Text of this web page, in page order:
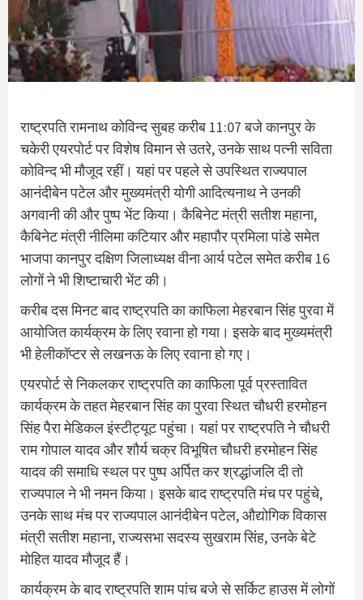
राष्ट्रपति रामनाथ कोविन्द सुबह करीब 11:07 बजे कानपुर के
चकेरी एयरपोर्ट पर विशेष विमान से उतरे, उनके साथ पत्नी सविता
कोविन्द भी मौजूद रहीं। यहां पर पहले से उपस्थित राज्यपाल
आनंदीबेन पटेल और मुख्यमंत्री योगी आदित्यनाथ ने उनकी
अगवानी की और पुष्प भेंट किया। कैबिनेट मंत्री सतीश महाना,
कैबिनेट मंत्री नीलिमा कटियार और महापौर प्रमिला पांडे समेत
भाजपा कानपुर दक्षिण जिलाध्यक्ष वीना आर्य पटेल समेत करीब 16
लोगों ने भी शिष्टाचारी भेंट की।
करीब दस मिनट बाद राष्ट्रपति का काफिला मेहरबान सिंह पुरवा में
आयोजित कार्यक्रम के लिए रवाना हो गया। इसके बाद मुख्यमंत्री
भी हेलीकॉप्टर से लखनऊ के लिए रवाना हो गए।
एयरपोर्ट से निकलकर राष्ट्रपति का काफिला पूर्व प्रस्तावित
कार्यक्रम के तहत मेहरबान सिंह का पुरवा स्थित चौधरी हरमोहन
सिंह पैरा मेडिकल इंस्टीट्यूट पहुंचा। यहां पर राष्ट्रपति ने चौधरी
राम गोपाल यादव और शौर्य चक्र विभूषित चौधरी हरमोहन सिंह
यादव की समाधि स्थल पर पुष्प अर्पित कर श्रद्धांजलि दी तो
राज्यपाल ने भी नमन किया। इसके बाद राष्ट्रपति मंच पर पहुंचे,
उनके साथ मंच पर राज्यपाल आनंदीबेन पटेल, औद्योगिक विकास
मंत्री सतीश महाना, राज्यसभा सदस्य सुखराम सिंह, उनके बेटे
मोहित यादव मौजूद हैं।
कार्यक्रम के बाद राष्ट्रपति शाम पांच बजे से सर्किट हाउस में लोगों